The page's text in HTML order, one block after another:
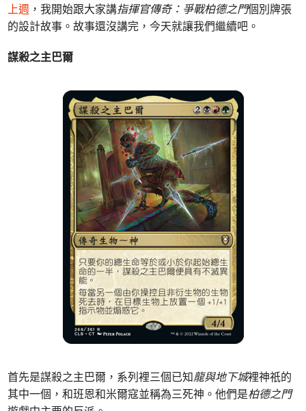
上週 ，我開始跟大家講指揮官傳奇：爭戰柏德之門個別牌張
的設計故事。故事還沒講完，今天就讓我們繼續吧。
謀殺之主巴爾
首先是謀殺之主巴爾，系列裡三個已知龍與地下城裡神祇的
其中一個，和班恩和米爾寇並稱為三死神。他們是柏德之門